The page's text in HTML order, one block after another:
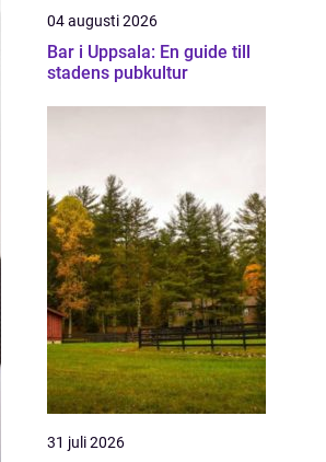
04 augusti 2026
Bar i Uppsala: En guide till
stadens pubkultur
31 juli 2026